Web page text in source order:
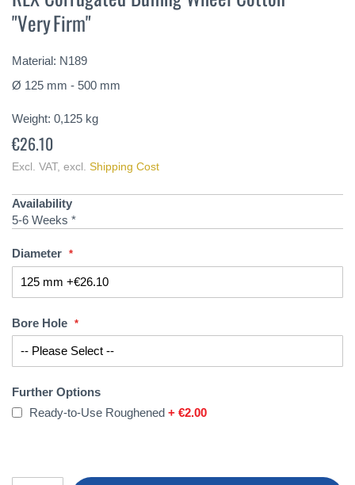
beginning
images
gallery
"Very Firm"
Material: N189
Ø 125 mm - 500 mm
Weight: 0,125 kg
€26.10
Excl. VAT, excl. Shipping Cost
Availability
5-6 Weeks *
Diameter
Bore Hole
Further Options
Ready-to-Use Roughened+€2.00